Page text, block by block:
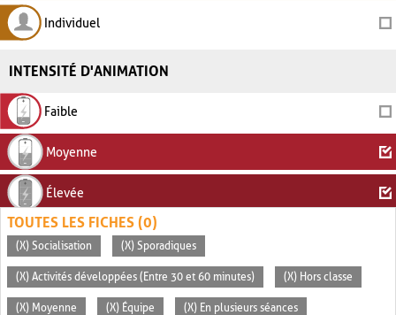
Individuel
INTENSITÉ D'ANIMATION
Faible
Moyenne
Élevée
TOUTES LES FICHES (0)
(X) Socialisation (X) Sporadiques
(X) Activités développées (Entre 30 et 60 minutes) (X) Hors classe
(X) Moyenne (X) Équipe (X) En plusieurs séances